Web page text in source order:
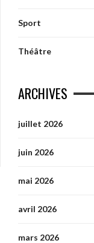
Sport
Théâtre
ARCHIVES
juillet 2026
juin 2026
mai 2026
avril 2026
mars 2026